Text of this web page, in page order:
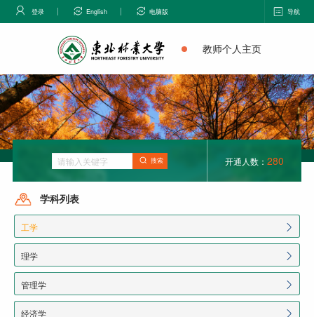
登录 English 电脑版 导航
教师个人主页
搜索 开通人数： 280
学科列表
工学
理学
管理学
经济学